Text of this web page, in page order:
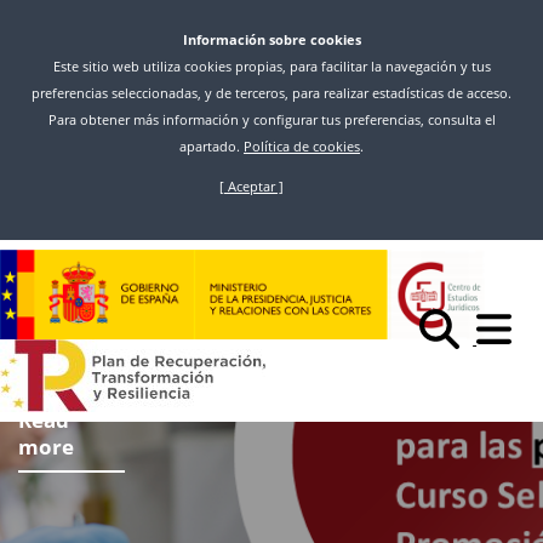
main
Información sobre cookies
Este sitio web utiliza cookies propias, para facilitar la navegación y tus
preferencias seleccionadas, y de terceros, para realizar estadísticas de acceso.
Para obtener más información y configurar tus preferencias, consulta el
apartado. Política de cookies.
[ Aceptar ]
Read
more